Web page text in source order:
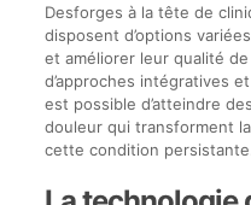
Desforges à la tête de
disposent d’options
et améliorer leur qualité de
d’approches intégratives
est possible d’atteindre
douleur qui transforment
cette condition